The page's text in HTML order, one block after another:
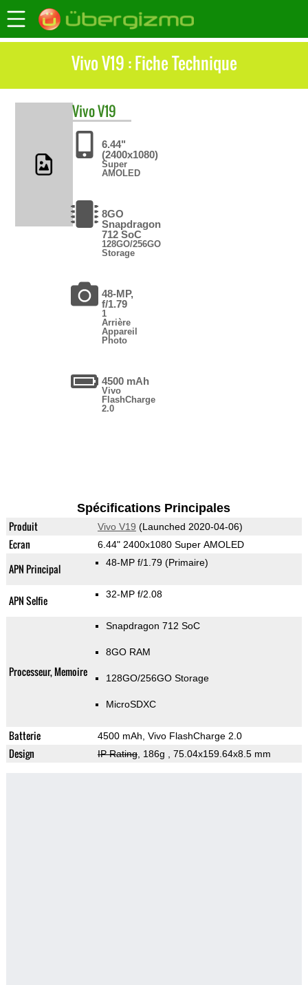
Vivo V19 : Fiche Technique
VivoV19
6.44"
(2400x1080)
Super
AMOLED
8GO
Snapdragon
712 SoC
128GO/256GO
Storage
48-MP,
f/1.79
1
Arrière
Appareil
Photo
4500 mAh
Vivo
FlashCharge
2.0
Spécifications Principales
Produit Vivo V19 (Launched 2020-04-06)
Ecran 6.44" 2400x1080 Super AMOLED
APN Principal 48-MP f/1.79 (Primaire)
APN Selfie 32-MP f/2.08
Processeur, Memoire
Snapdragon 712 SoC
8GO RAM
128GO/256GO Storage
MicroSDXC
Batterie 4500 mAh, Vivo FlashCharge 2.0
Design IP Rating, 186g , 75.04x159.64x8.5 mm